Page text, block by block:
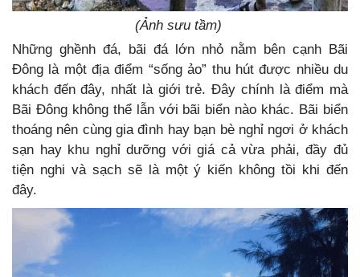
(Ảnh sưu tầm)
Những ghềnh đá, bãi đá lớn nhỏ nằm bên cạnh Bãi
Đông là một địa điểm “sống ảo” thu hút được nhiều du
khách đến đây, nhất là giới trẻ. Đây chính là điểm mà
Bãi Đông không thể lẫn với bãi biển nào khác. Bãi biển
thoáng nên cùng gia đình hay bạn bè nghỉ ngơi ở khách
sạn hay khu nghỉ dưỡng với giá cả vừa phải, đầy đủ
tiện nghi và sạch sẽ là một ý kiến không tồi khi đến
đây.